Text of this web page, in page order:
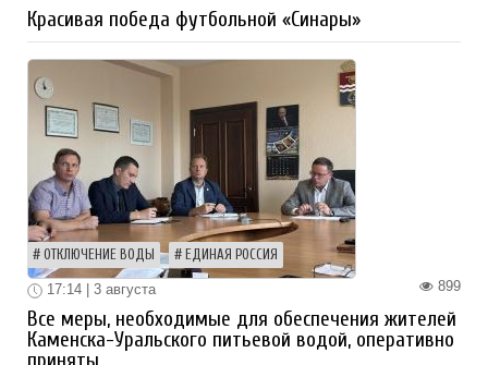
Красивая победа футбольной «Синары»
ОТКЛЮЧЕНИЕ ВОДЫ ЕДИНАЯ РОССИЯ
899
17:14 | 3 августа
Все меры, необходимые для обеспечения жителей
Каменска-Уральского питьевой водой, оперативно
приняты